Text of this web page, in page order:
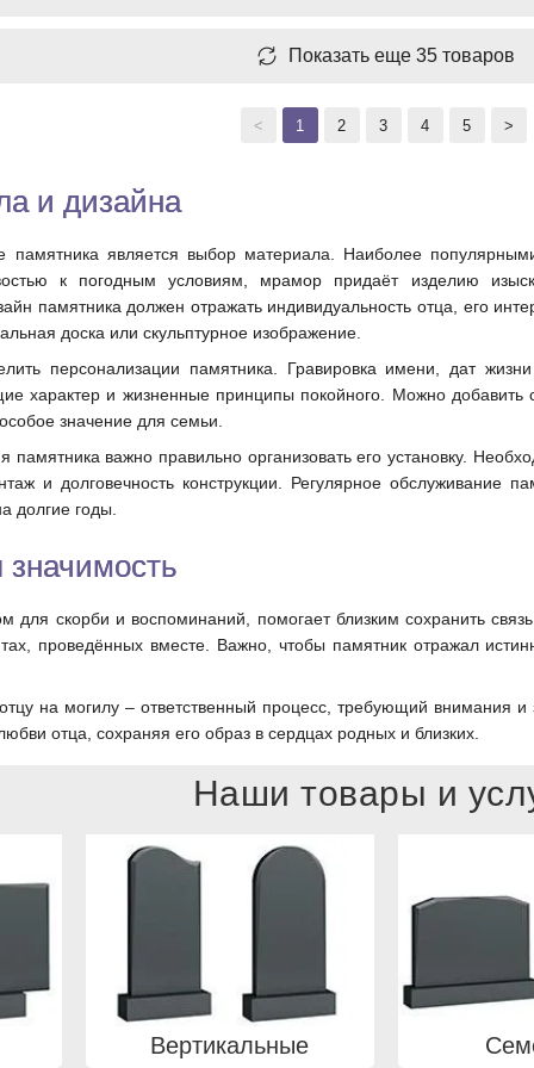
Показать еще 35 товаров
< 1 2 3 4 5 >
и дизайна
является выбор материала. Наиболее
к погодным условиям, мрамор придаёт изделию
памятника должен отражать индивидуальность отца, его
доска или скульптурное изображение.
персонализации памятника. Гравировка имени, дат
характер и жизненные принципы покойного. Можно добавить
значение для семьи.
памятника важно правильно организовать его установку.
и долговечность конструкции. Регулярное обслуживание
долгие годы.
для скорби и воспоминаний, помогает близким сохранить
проведённых вместе. Важно, чтобы памятник отражал
на могилу – ответственный процесс, требующий внимания
отца, сохраняя его образ в сердцах родных и близких.
Наши товары и
Вертикальные